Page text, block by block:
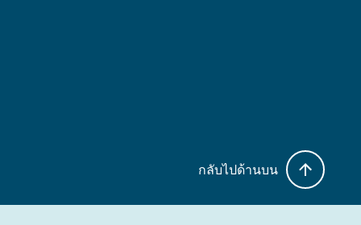
กลับไปด้านบน